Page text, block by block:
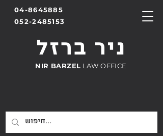
04-8645885
NIR BARZEL LAW OFFICE
ניר ברזל
052-2485153
משרד עורכי דין